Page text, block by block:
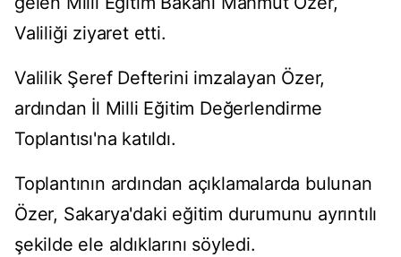
Valiliği ziyaret etti.
Valilik Şeref Defterini imzalayan Özer,
ardından İl Milli Eğitim Değerlendirme
Toplantısı'na katıldı.
Toplantının ardından açıklamalarda bulunan
Özer, Sakarya'daki eğitim durumunu ayrıntılı
şekilde ele aldıklarını söyledi.